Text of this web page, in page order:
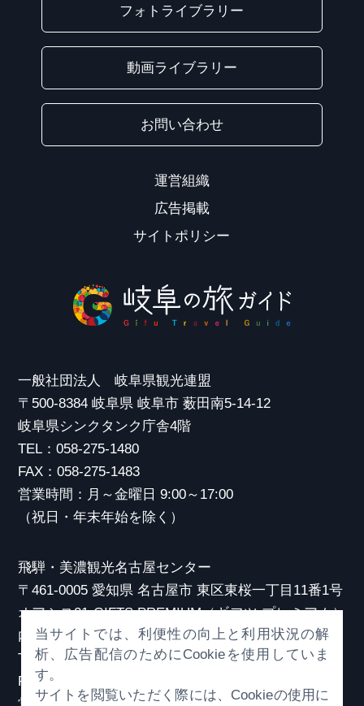
フォトライブラリー
動画ライブラリー
お問い合わせ
運営組織
広告掲載
サイトポリシー
一般社団法人 岐阜県観光連盟
〒500-8384 岐阜県 岐阜市 薮田南5-14-12
岐阜県シンクタンク庁舎4階
TEL：058-275-1480
FAX：058-275-1483
営業時間：月～金曜日 9:00～17:00
（祝日・年末年始を除く）
飛騨・美濃観光名古屋センター
〒461-0005 愛知県 名古屋市 東区東桜一丁目11番1号
オアシス21 GIFTS PREMIUM（ギフツ プレミアム）
内
TEL：052-253-6185
FAX：052-253-6186
当サイトでは、利便性の向上と利用状況の解
析、広告配信のためにCookieを使用していま
す。
サイトを閲覧いただく際には、Cookieの使用に